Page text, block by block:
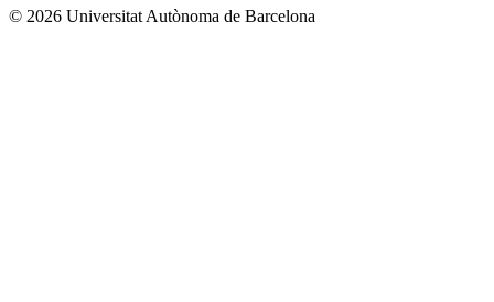
© 2026 Universitat Autònoma de Barcelona